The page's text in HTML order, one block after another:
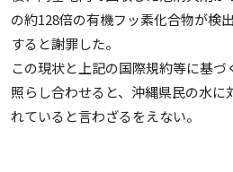
の約128倍の有機フッ素化合物が検
すると謝罪した。
この現状と上記の国際規約等に基
照らし合わせると、沖縄県民の水に
れていると言わざるをえない。